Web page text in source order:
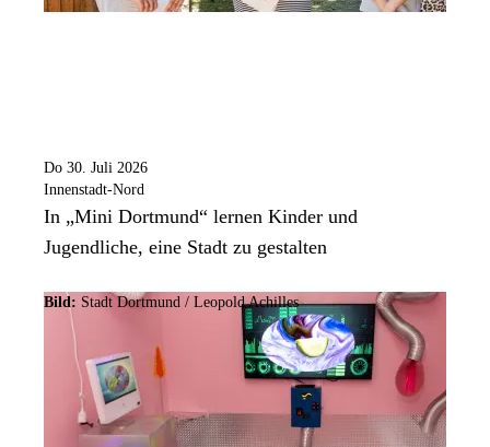
Do 30. Juli 2026
Innenstadt-Nord
In „Mini Dortmund“ lernen Kinder und
Jugendliche, eine Stadt zu gestalten
Bild: Stadt Dortmund / Leopold Achilles